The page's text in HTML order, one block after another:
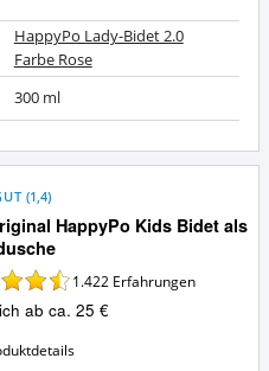
HappyPo Lady-Bidet 2.0
Farbe Rose
300 ml
HappyPo Kids Bidet als
(1,4)
1.422 Erfahrungen
ab ca. 25 €